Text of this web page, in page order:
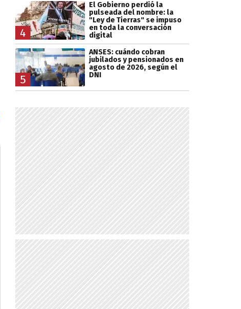
4
El Gobierno perdió la
pulseada del nombre: la
"Ley de Tierras" se impuso
en toda la conversación
digital
5
ANSES: cuándo cobran
jubilados y pensionados en
agosto de 2026, según el
DNI